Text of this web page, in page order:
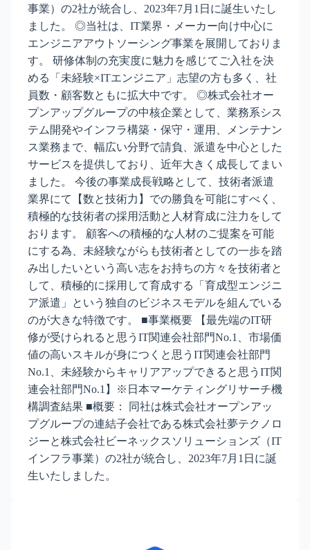
事業）の2社が統合し、2023年7月1日に誕生いたし
ました。 ◎当社は、IT業界・メーカー向け中心に
エンジニアアウトソーシング事業を展開しておりま
す。 研修体制の充実度に魅力を感じてご入社を決
める「未経験×ITエンジニア」志望の方も多く、社
員数・顧客数ともに拡大中です。 ◎株式会社オー
プンアップグループの中核企業として、業務系シス
テム開発やインフラ構築・保守・運用、メンテナン
ス業務まで、幅広い分野で請負、派遣を中心とした
サービスを提供しており、近年大きく成長してまい
ました。 今後の事業成長戦略として、技術者派遣
業界にて【数と技術力】での勝負を可能にすべく、
積極的な技術者の採用活動と人材育成に注力をして
おります。 顧客への積極的な人材のご提案を可能
にする為、未経験ながらも技術者としての一歩を踏
み出したいという高い志をお持ちの方々を技術者と
して、積極的に採用して育成する「育成型エンジニ
ア派遣」という独自のビジネスモデルを組んでいる
のが大きな特徴です。 ■事業概要 【最先端のIT研
修が受けられると思うIT関連会社部門No.1、市場価
値の高いスキルが身につくと思うIT関連会社部門
No.1、未経験からキャリアアップできると思うIT関
連会社部門No.1】※日本マーケティングリサーチ機
構調査結果 ■概要： 同社は株式会社オープンアッ
プグループの連結子会社である株式会社夢テクノロ
ジーと株式会社ビーネックスソリューションズ（IT
インフラ事業）の2社が統合し、2023年7月1日に誕
生いたしました。